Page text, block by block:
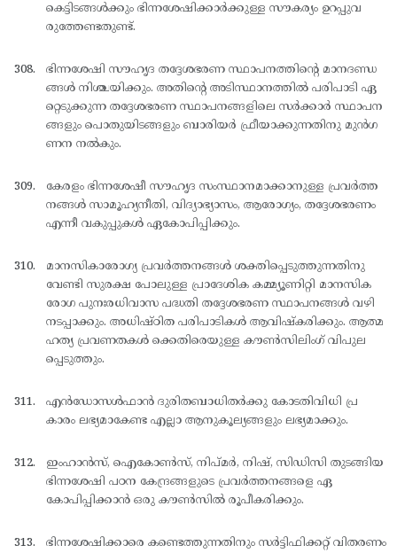
കെട്ടിടങ്ങള്‍ക്കും ഭിന്നശേഷിക്കാര്‍ക്കുള്ള സൗകര്യം ഉറപ്പുവ
രുത്തേണ്ടതുണ്ട്.
ഭിന്നശേഷി സൗഹൃദ തദ്ദേശഭരണ സ്ഥാപനത്തിന്റെ മാനദണ്ഡ
ങ്ങള്‍ നിശ്ചയിക്കും. അതിന്റെ അടിസ്ഥാനത്തില്‍ പരിപാടി ഏ
റ്റെടുക്കുന്ന തദ്ദേശഭരണ സ്ഥാപനങ്ങളിലെ സര്‍ക്കാര്‍ സ്ഥാപന
ങ്ങളും പൊതുയിടങ്ങളും ബാരിയര്‍ ഫ്രീയാക്കുന്നതിനു മുന്‍ഗ
ണന നല്‍കും.
കേരളം ഭിന്നശേഷീ സൗഹൃദ സംസ്ഥാനമാക്കാനുള്ള പ്രവര്‍ത്ത
നങ്ങള്‍ സാമൂഹ്യനീതി, വിദ്യാഭ്യാസം, ആരോഗ്യം, തദ്ദേശഭരണം
എന്നീ വകുപ്പുകള്‍ ഏകോപിപ്പിക്കും.
മാനസികാരോഗ്യ പ്രവര്‍ത്തനങ്ങള്‍ ശക്തിപ്പെടുത്തുന്നതിനു
വേണ്ടി സുരക്ഷ പോലുള്ള പ്രാദേശിക കമ്മ്യൂണിറ്റി മാനസിക
രോഗ പുനഃരധിവാസ പദ്ധതി തദ്ദേശഭരണ സ്ഥാപനങ്ങള്‍ വഴി
നടപ്പാക്കും. അധിഷ്ഠിത പരിപാടികള്‍ ആവിഷ്കരിക്കും. ആത്മ
ഹത്യ പ്രവണതകള്‍ ക്കെതിരെയുള്ള കൗണ്‍സിലിംഗ് വിപുല
പ്പെടുത്തും.
എന്‍ഡോസള്‍ഫാന്‍ ദുരിതബാധിതര്‍ക്കു കോടതിവിധി പ്ര
കാരം ലഭ്യമാകേണ്ട എല്ലാ ആനുകൂല്യങ്ങളും ലഭ്യമാക്കും.
ഇംഹാന്‍സ്, ഐകോണ്‍സ്, നിപ്മര്‍, നിഷ്, സിഡിസി തുടങ്ങിയ
ഭിന്നശേഷി പഠന കേന്ദ്രങ്ങളുടെ പ്രവര്‍ത്തനങ്ങളെ ഏ
കോപിപ്പിക്കാന്‍ ഒരു കൗണ്‍സില്‍ രൂപീകരിക്കും.
ഭിന്നശേഷിക്കാരെ കണ്ടെത്തുന്നതിനും സര്‍ട്ടിഫിക്കറ്റ് വിതരണം